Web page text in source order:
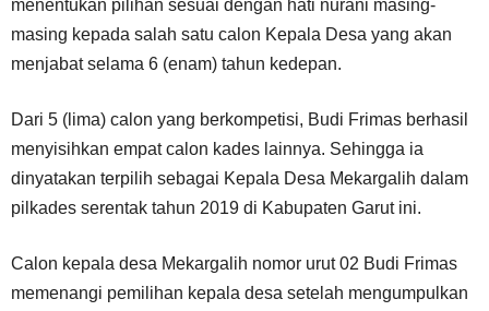
menentukan pilihan sesuai dengan hati nurani masing-
masing kepada salah satu calon Kepala Desa yang akan
menjabat selama 6 (enam) tahun kedepan.
Dari 5 (lima) calon yang berkompetisi, Budi Frimas berhasil
menyisihkan empat calon kades lainnya. Sehingga ia
dinyatakan terpilih sebagai Kepala Desa Mekargalih dalam
pilkades serentak tahun 2019 di Kabupaten Garut ini.
Calon kepala desa Mekargalih nomor urut 02 Budi Frimas
memenangi pemilihan kepala desa setelah mengumpulkan